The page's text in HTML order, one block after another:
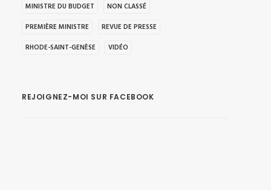
MINISTRE DU BUDGET
NON CLASSÉ
PREMIÈRE MINISTRE
REVUE DE PRESSE
RHODE-SAINT-GENÈSE
VIDÉO
REJOIGNEZ-MOI SUR FACEBOOK